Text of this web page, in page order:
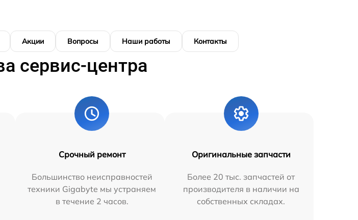
Акции Вопросы Наши работы Контакты
сервис-центра
Срочный ремонт
Большинство неисправностей
техники Gigabyte мы устраняем
в течение 2 часов.
Оригинальные запчасти
Более 20 тыс. запчастей от
производителя в наличии на
собственных складах.